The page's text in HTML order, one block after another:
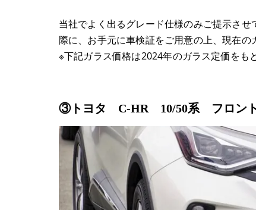
当社でよく出るグレード仕様のみご提示さ
際に、お手元に車検証をご用意の上、現在の
※下記ガラス価格は2024年のガラス定価をも
③トヨタ C-HR 10/50系 フロント